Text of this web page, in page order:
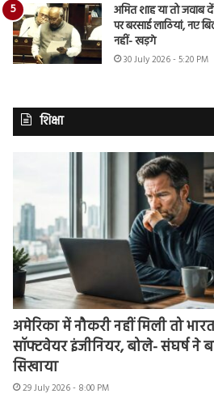
अमित शाह या तो जवाब
पर बरसाई लाठियां, नए
नहीं- खड़गे
30 July 2026 - 5:20 PM
शिक्षा
अमेरिका में नौकरी नहीं मिली तो
सॉफ्टवेयर इंजीनियर, बोले- संघर्ष ने
सिखाया
29 July 2026 - 8:00 PM